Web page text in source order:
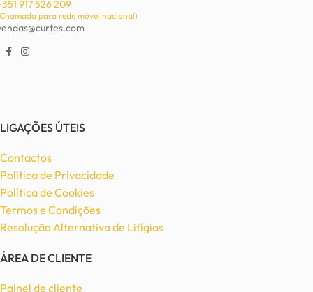
917 526 209
para rede móvel nacional)
LIGAÇÕES ÚTEIS
Contactos
Política de Privacidade
Política de Cookies
Termos e Condições
Resolução Alternativa de Litígios
ÁREA DE CLIENTE
Painel de cliente